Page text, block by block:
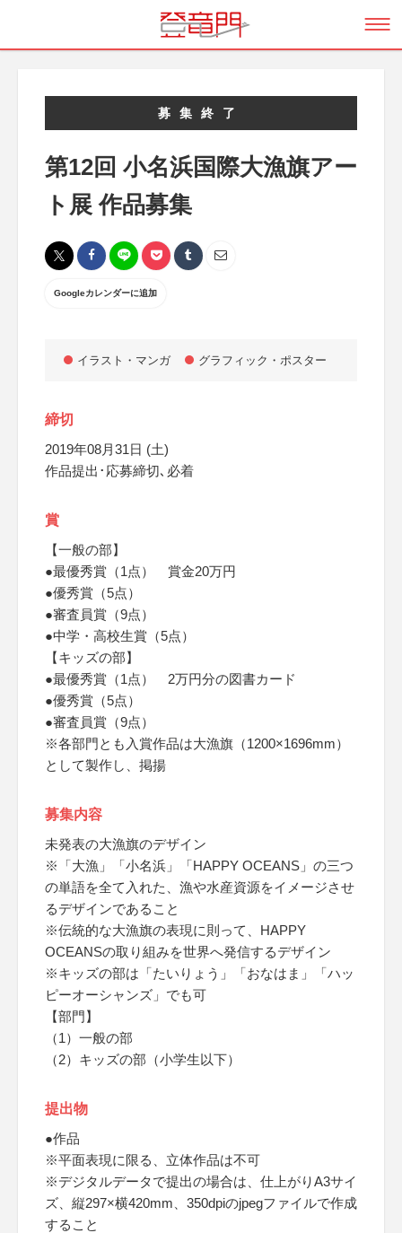
募集終了
第12回 小名浜国際大漁旗アー
ト展 作品募集
Googleカレンダーに追加
イラスト・マンガ グラフィック・ポスター
締切
2019年08月31日 (土)
作品提出･応募締切､必着
賞
【一般の部】
●最優秀賞（1点） 賞金20万円
●優秀賞（5点）
●審査員賞（9点）
●中学・高校生賞（5点）
【キッズの部】
●最優秀賞（1点） 2万円分の図書カード
●優秀賞（5点）
●審査員賞（9点）
※各部門とも入賞作品は大漁旗（1200×1696mm）
として製作し、掲揚
募集内容
未発表の大漁旗のデザイン
※「大漁」「小名浜」「HAPPY OCEANS」の三つ
の単語を全て入れた、漁や水産資源をイメージさせ
るデザインであること
※伝統的な大漁旗の表現に則って、HAPPY
OCEANSの取り組みを世界へ発信するデザイン
※キッズの部は「たいりょう」「おなはま」「ハッ
ピーオーシャンズ」でも可
【部門】
（1）一般の部
（2）キッズの部（小学生以下）
提出物
●作品
※平面表現に限る、立体作品は不可
※デジタルデータで提出の場合は、仕上がりA3サイ
ズ、縦297×横420mm、350dpiのjpegファイルで作成
すること